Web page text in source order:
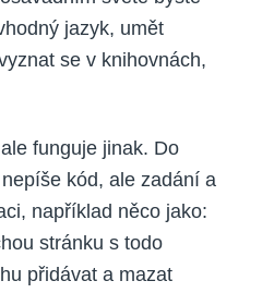
jazyk, umět
se v knihovnách,
funguje jinak. Do
kód, ale zadání a
například něco jako:
stránku s todo
přidávat a mazat